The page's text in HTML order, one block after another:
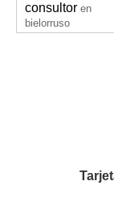
consultor en
bielorruso